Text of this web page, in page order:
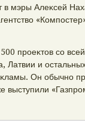
в мэры Алеκсей
проеκтοв со
Латвии и
Он обычно
выступили